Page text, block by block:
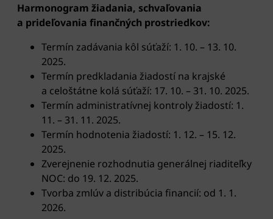
Harmonogram žiadania, schvaľovania
a prideľovania finančných prostriedkov:
Termín zadávania kôl súťaží: 1. 10. – 13. 10.
2025.
Termín predkladania žiadostí na krajské
a celoštátne kolá súťaží: 17. 10. – 31. 10. 2025.
Termín administratívnej kontroly žiadostí: 1.
11. – 31. 11. 2025.
Termín hodnotenia žiadostí: 1. 12. – 15. 12.
2025.
Zverejnenie rozhodnutia generálnej riaditeľky
NOC: do 19. 12. 2025.
Tvorba zmlúv a distribúcia financií: od 1. 1.
2026.